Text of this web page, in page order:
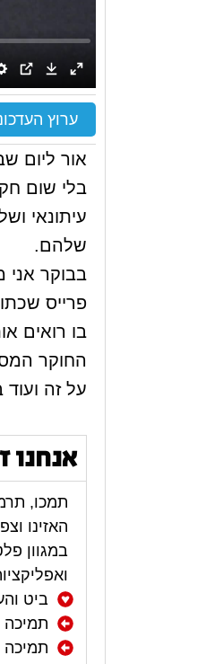
ערוץ
אור ליום שבת, שעה 2
בלי שום
עיתונאי
שלהם.
פרייס
בו רואים
החוקר
על זה ועוד
אנחנו
תמכו,
האזינו
במגוון
ביט
תמיכה